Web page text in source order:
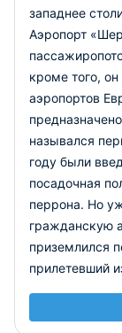
западнее
Аэропорт
кроме того,
аэропортов
назывался
году были
посадочная
перрона. Но
гражданскую
приземлился
прилетевший